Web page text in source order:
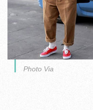
Photo Via